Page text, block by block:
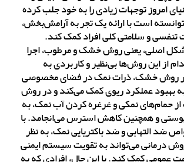
امروز توجهات زیادی را به خود جلب کرده
است با ارائه یک تجربه آرامش‌بخش،
تنفسی و سلامتی کلی افراد کمک کند.
شکل اصلی، یعنی روش خشک و مرطوب، اجرا
از این روش‌ها بی‌نظیر و کاربردی به
روش خشک، ذرات نمک در فضای مخصوصی
عملکرد ریوی کمک می‌کند و در روش
حمام‌های نمکی و غرغره کردن آب نمک، به
و همچنین کاهش استرس می‌انجامد. با
ضد التهابی و ضد باکتریایی نمک، به نظر
درمانی می‌تواند به تقویت سیستم ایمنی